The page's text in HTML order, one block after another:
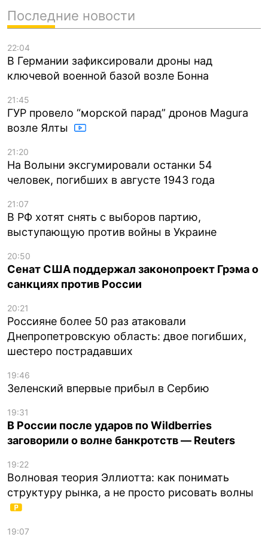
Последние новости
22:04
В Германии зафиксировали дроны над
ключевой военной базой возле Бонна
21:45
ГУР провело “морской парад” дронов Magura
возле Ялты
21:20
На Волыни эксгумировали останки 54
человек, погибших в августе 1943 года
21:07
В РФ хотят снять с выборов партию,
выступающую против войны в Украине
20:50
Сенат США поддержал законопроект Грэма о
санкциях против России
20:21
Россияне более 50 раз атаковали
Днепропетровскую область: двое погибших,
шестеро пострадавших
19:46
Зеленский впервые прибыл в Сербию
19:31
В России после ударов по Wildberries
заговорили о волне банкротств — Reuters
19:22
Волновая теория Эллиотта: как понимать
структуру рынка, а не просто рисовать волны
19:07